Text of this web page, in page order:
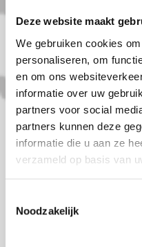
Deze website maakt
We gebruiken cookies
personaliseren, om
en om ons
informatie over uw
partners voor social
partners kunnen deze
informatie die u aan ze
verzameld op basis van
Noodzakelijk
Woensdag: 9.30 -
Donderdag: 9.30 -
Vrijdag : 9.30 -
Zaterdag: 9.30 -
Zondag: 11.00-
We zien je graag!